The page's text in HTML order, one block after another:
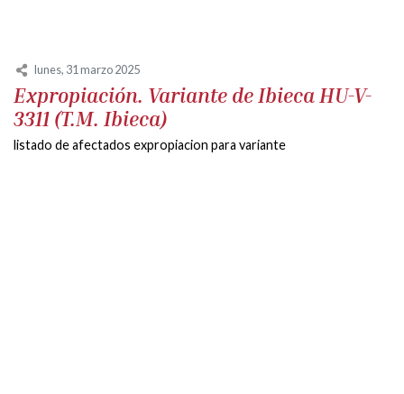
lunes, 31 marzo 2025
Expropiación. Variante de Ibieca HU-V-
3311 (T.M. Ibieca)
listado de afectados expropiacion para variante